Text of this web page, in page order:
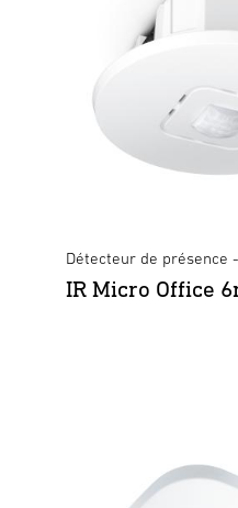
Détecteur de présence
IR Micro Office